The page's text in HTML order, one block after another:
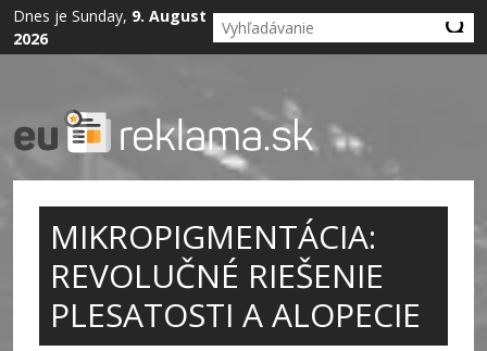
Dnes je Sunday, 9. August
2026
MIKROPIGMENTÁCIA:
REVOLUČNÉ RIEŠENIE
PLESATOSTI A ALOPECIE